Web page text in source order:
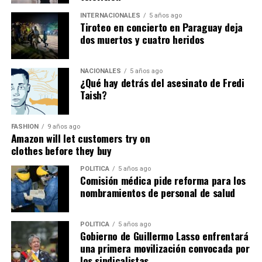
Habló desde la gratitud.
Recordó que durante los días más difíciles miles de
personas llegaron desde diferentes provincias para
ayudar a remover escombros, entregar alimentos, donar
combustible, prestar maquinaria o simplemente abrazar
a quienes habían perdido absolutamente todo.
Éder Tiwi continuó el homenaje recordando que la
tragedia también mostró el rostro más humano del
Ecuador.
Bomberos.
Policías.
Militares.
Paramédicos.
INTERNACIONALES 5 años ago
Tiroteo en concierto en Paraguay deja
dos muertos y cuatro heridos
NACIONALES 5 años ago
¿Qué hay detrás del asesinato de Fredi
Taish?
FASHION 9 años ago
Amazon will let customers try on
clothes before they buy
POLITICA 5 años ago
Comisión médica pide reforma para los
nombramientos de personal de salud
POLITICA 5 años ago
Gobierno de Guillermo Lasso enfrentará
una primera movilización convocada por